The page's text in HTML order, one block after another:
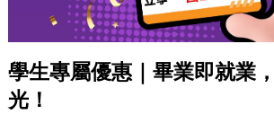
學生專屬優惠｜畢業即就業
光！